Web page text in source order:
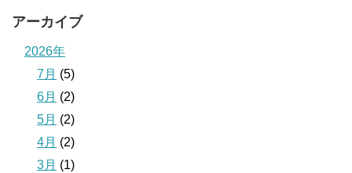
アーカイブ
2026年
7月 (5)
6月 (2)
5月 (2)
4月 (2)
3月 (1)